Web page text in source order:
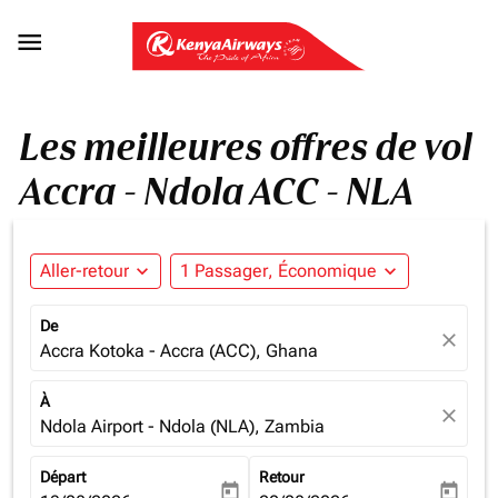

Les meilleures offres de vol
Accra - Ndola ACC - NLA
Aller-retour expand_more 1 Passager, Économique expand_more
De
Accra Kotoka - Accra (ACC), Ghana close
À
Ndola Airport - Ndola (NLA), Zambia close
Départ
today
Retour
today